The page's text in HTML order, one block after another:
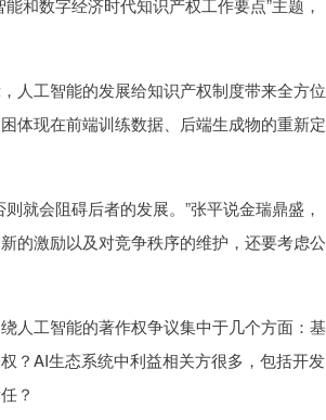
和数字经济时代知识产权工作要点”主题，
工智能的发展给知识产权制度带来全方位
体现在前端训练数据、后端生成物的重新定
会阻碍后者的发展。”张平说金瑞鼎盛，
的激励以及对竞争秩序的维护，还要考虑公
工智能的著作权争议集中于几个方面：基
？AI生态系统中利益相关方很多，包括开发
？